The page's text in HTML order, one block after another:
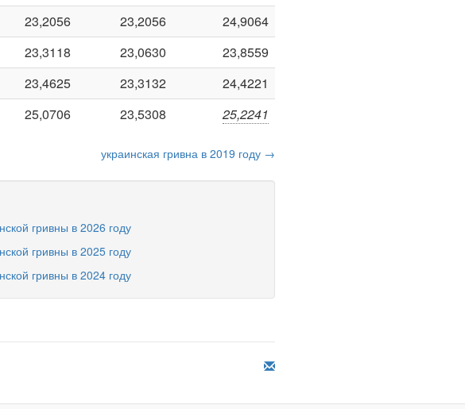
23,2056 23,2056
24,9064
23,3118 23,0630
23,8559
23,4625 23,3132
24,4221
25,0706 23,5308 25,2241
украинская гривна в 2019 году →
гривны в 2026 году
гривны в 2025 году
гривны в 2024 году